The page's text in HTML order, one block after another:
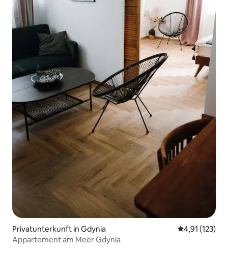
Privatunterkunft in Gdynia
4,91 (123)
Appartement am Meer Gdynia